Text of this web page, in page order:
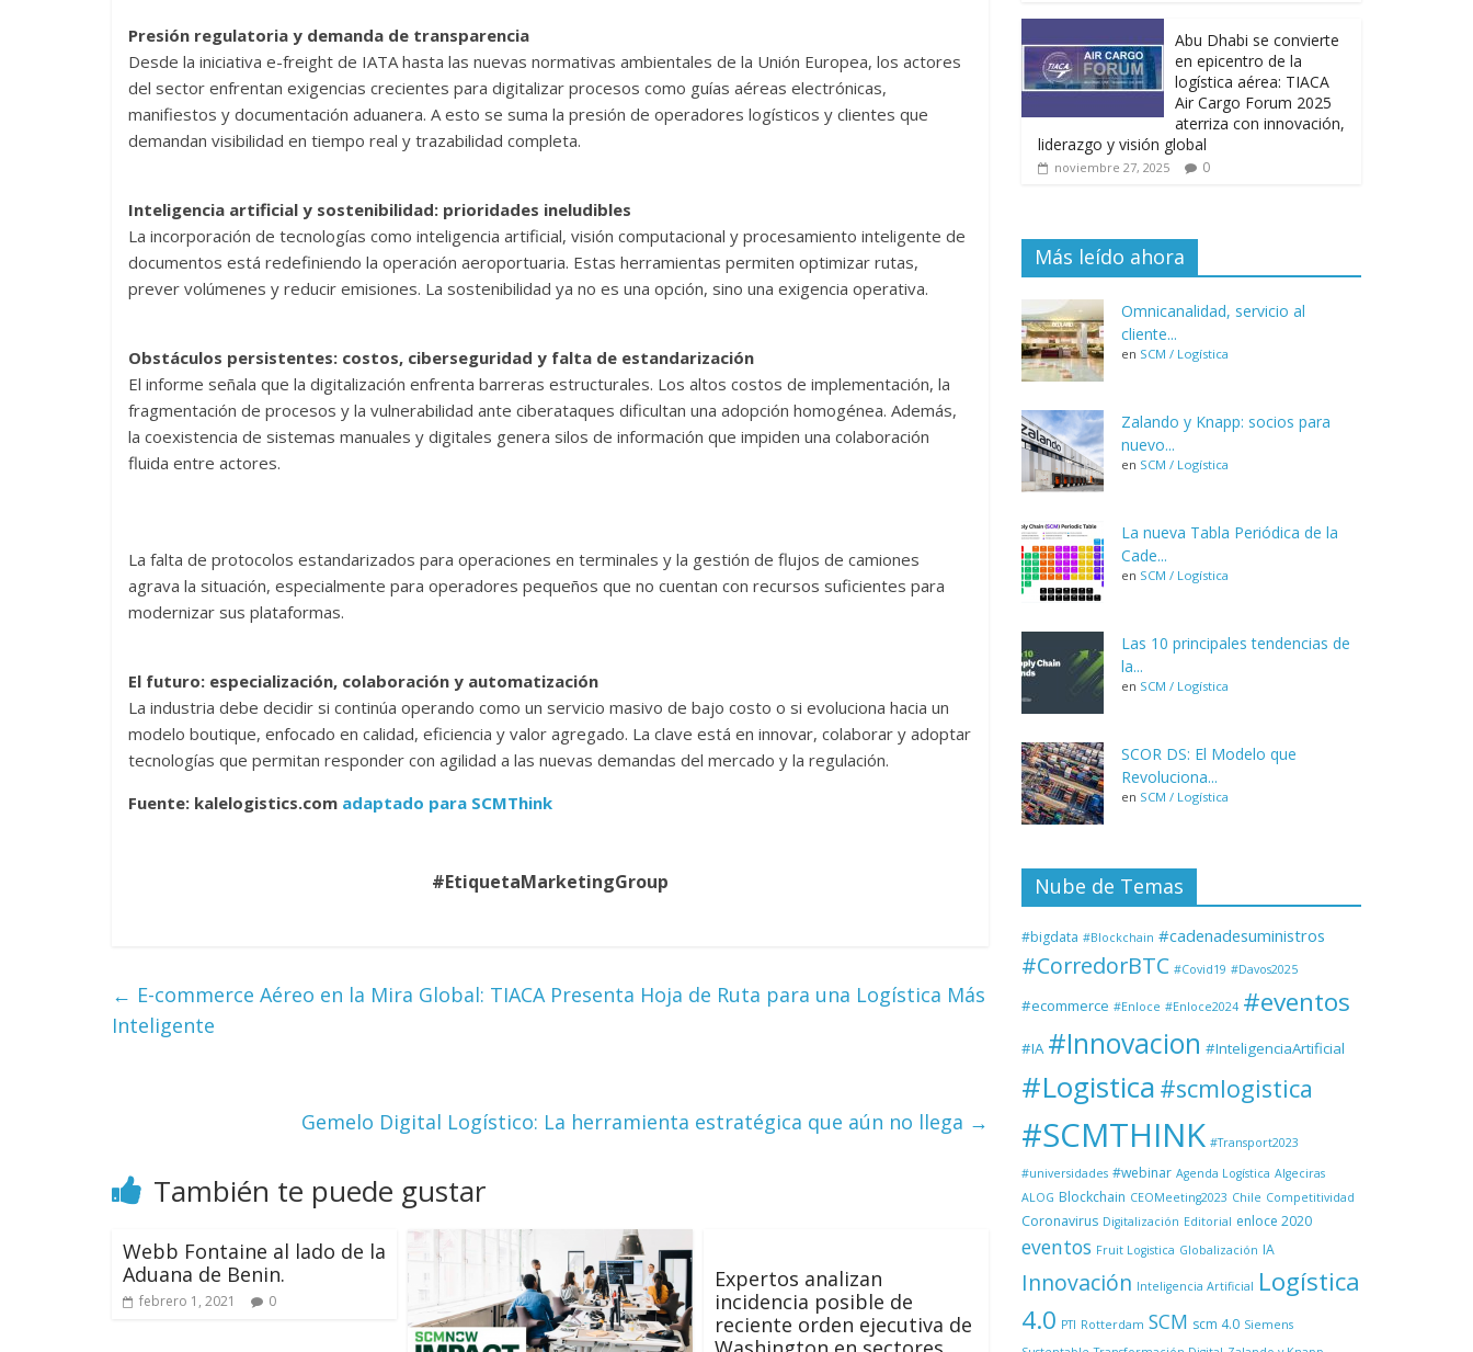
k p r
Presión regulatoria y demanda de transparencia
Desde la iniciativa e-freight de IATA hasta las nuevas normativas ambientales de la Unión Europea, los actores
del sector enfrentan exigencias crecientes para digitalizar procesos como guías aéreas electrónicas,
manifiestos y documentación aduanera. A esto se suma la presión de operadores logísticos y clientes que
demandan visibilidad en tiempo real y trazabilidad completa.
Inteligencia artificial y sostenibilidad: prioridades ineludibles
La incorporación de tecnologías como inteligencia artificial, visión computacional y procesamiento inteligente de
documentos está redefiniendo la operación aeroportuaria. Estas herramientas permiten optimizar rutas,
prever volúmenes y reducir emisiones. La sostenibilidad ya no es una opción, sino una exigencia operativa.
Obstáculos persistentes: costos, ciberseguridad y falta de estandarización
El informe señala que la digitalización enfrenta barreras estructurales. Los altos costos de implementación, la
fragmentación de procesos y la vulnerabilidad ante ciberataques dificultan una adopción homogénea. Además,
la coexistencia de sistemas manuales y digitales genera silos de información que impiden una colaboración
fluida entre actores.
La falta de protocolos estandarizados para operaciones en terminales y la gestión de flujos de camiones
agrava la situación, especialmente para operadores pequeños que no cuentan con recursos suficientes para
modernizar sus plataformas.
El futuro: especialización, colaboración y automatización
La industria debe decidir si continúa operando como un servicio masivo de bajo costo o si evoluciona hacia un
modelo boutique, enfocado en calidad, eficiencia y valor agregado. La clave está en innovar, colaborar y adoptar
tecnologías que permitan responder con agilidad a las nuevas demandas del mercado y la regulación.
Fuente: kalelogistics.com adaptado para SCMThink
#EtiquetaMarketingGroup
← E-commerce Aéreo en la Mira Global: TIACA Presenta Hoja de Ruta para una Logística Más
Inteligente
Gemelo Digital Logístico: La herramienta estratégica que aún no llega →
También te puede gustar
Webb Fontaine al lado de la
Aduana de Benin.
febrero 1, 2021 0
Expertos analizan
incidencia posible de
reciente orden ejecutiva de
Abu Dhabi se convierte
en epicentro de la
logística aérea: TIACA
Air Cargo Forum 2025
aterriza con innovación,
liderazgo y visión global
noviembre 27, 2025 0
Más leído ahora
Omnicanalidad, servicio al
cliente...
en SCM / Logística
Zalando y Knapp: socios para
nuevo...
en SCM / Logística
La nueva Tabla Periódica de la
Cade...
en SCM / Logística
Las 10 principales tendencias de
la...
en SCM / Logística
SCOR DS: El Modelo que
Revoluciona...
en SCM / Logística
Nube de Temas
#bigdata #Blockchain #cadenadesuministros
#CorredorBTC #Covid19 #Davos2025
#ecommerce #Enloce #Enloce2024 #eventos
#IA #Innovacion #InteligenciaArtificial
#Logistica #scmlogistica
#SCMTHINK #Transport2023
#universidades #webinar Agenda Logística Algeciras
ALOG Blockchain CEOMeeting2023 Chile Competitividad
Coronavirus Digitalización Editorial enloce 2020
eventos Fruit Logistica Globalización IA
Innovación Inteligencia Artificial Logística
4.0 PTI Rotterdam SCM scm 4.0 Siemens